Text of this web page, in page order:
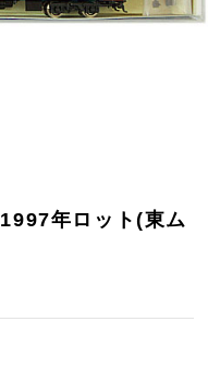
年ロット(東ム